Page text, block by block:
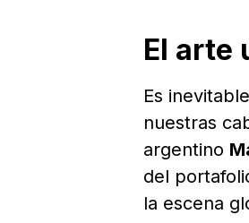
El arte
Es
nuestras
argentino
del
la escena